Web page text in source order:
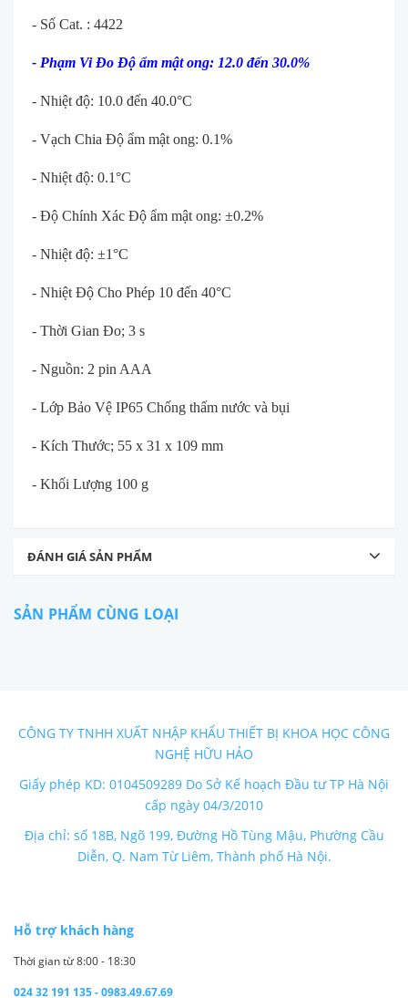
- Số Cat. : 4422
- Phạm Vi Đo Độ ẩm mật ong: 12.0 đến 30.0%
- Nhiệt độ: 10.0 đến 40.0°C
- Vạch Chia Độ ẩm mật ong: 0.1%
- Nhiệt độ: 0.1°C
- Độ Chính Xác Độ ẩm mật ong: ±0.2%
- Nhiệt độ: ±1°C
- Nhiệt Độ Cho Phép 10 đến 40°C
- Thời Gian Đo; 3 s
- Nguồn: 2 pin AAA
- Lớp Bảo Vệ IP65 Chống thấm nước và bụi
- Kích Thước; 55 x 31 x 109 mm
- Khối Lượng 100 g
ĐÁNH GIÁ SẢN PHẨM
SẢN PHẨM CÙNG LOẠI
CÔNG TY TNHH XUẤT NHẬP KHẨU THIẾT BỊ KHOA HỌC CÔNG
NGHỆ HỮU HẢO
Giấy phép KD: 0104509289 Do Sở Kế hoạch Đầu tư TP Hà Nội
cấp ngày 04/3/2010
Địa chỉ: số 18B, Ngõ 199, Đường Hồ Tùng Mậu, Phường Cầu
Diễn, Q. Nam Từ Liêm, Thành phố Hà Nội.
Hỗ trợ khách hàng
Thời gian từ 8:00 - 18:30
024 32 191 135 - 0983.49.67.69